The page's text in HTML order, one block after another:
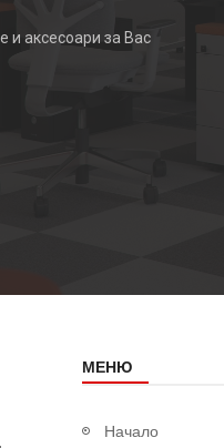
и аксесоари за Вас
МЕНЮ
Начало